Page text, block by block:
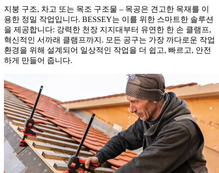
지붕 구조, 차고 또는 목조 구조물 – 목공은 견고한 목재를 이
용한 정밀 작업입니다. BESSEY는 이를 위한 스마트한 솔루션
을 제공합니다: 강력한 천장 지지대부터 유연한 한 손 클램프,
혁신적인 서까래 클램프까지. 모든 공구는 가장 까다로운 작업
환경을 위해 설계되어 일상적인 작업을 더 쉽고, 빠르고, 안전
하게 만들어 줍니다.